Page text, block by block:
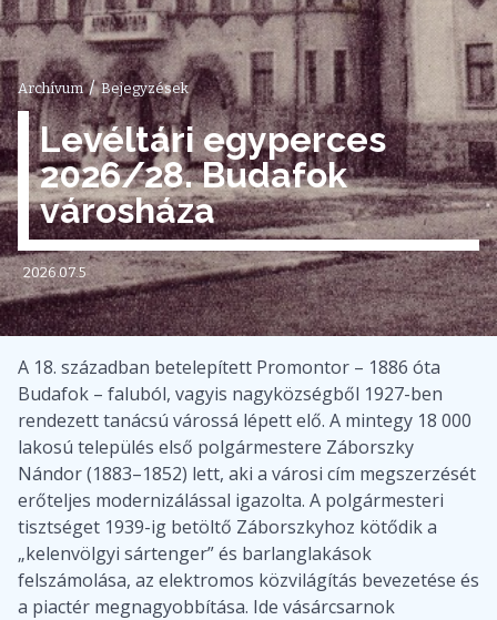
Archívum / Bejegyzések
Levéltári egyperces
2026/28. Budafok
városháza
2026.07.5
A 18. században betelepített Promontor – 1886 óta
Budafok – faluból, vagyis nagyközségből 1927-ben
rendezett tanácsú várossá lépett elő. A mintegy 18 000
lakosú település első polgármestere Záborszky
Nándor (1883–1852) lett, aki a városi cím megszerzését
erőteljes modernizálással igazolta. A polgármesteri
tisztséget 1939-ig betöltő Záborszkyhoz kötődik a
„kelenvölgyi sártenger” és barlanglakások
felszámolása, az elektromos közvilágítás bevezetése és
a piactér megnagyobbítása. Ide vásárcsarnok